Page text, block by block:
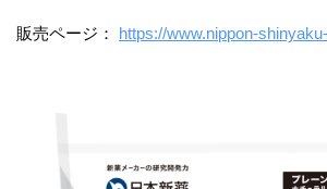
販売ページ： https://www.nippon-